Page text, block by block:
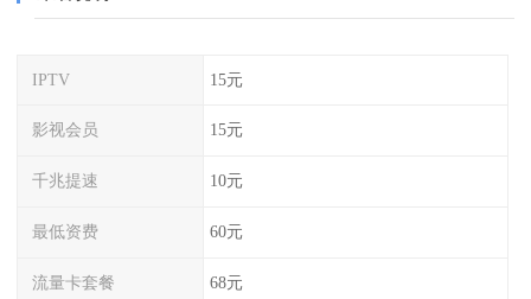
IPTV 15元
影视会员 15元
千兆提速 10元
最低资费 60元
流量卡套餐 68元